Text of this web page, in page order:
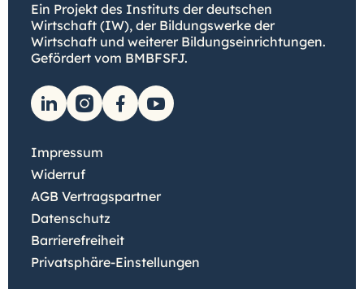
Ein Projekt des Instituts der deutschen
Wirtschaft (IW), der Bildungswerke der
Wirtschaft und weiterer Bildungseinrichtungen.
Gefördert vom BMBFSFJ.
Impressum
Widerruf
AGB Vertragspartner
Datenschutz
Barrierefreiheit
Privatsphäre-Einstellungen